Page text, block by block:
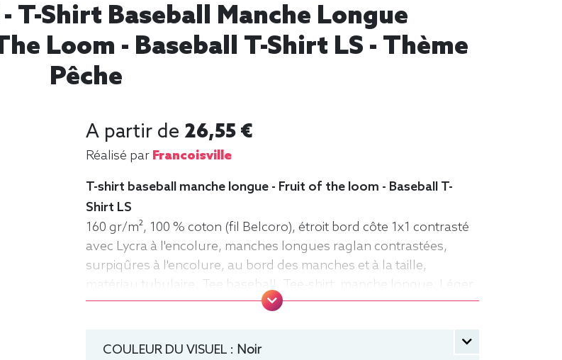
T-Shirt Baseball Manche Longue
Loom - Baseball T-Shirt LS - Thème
Pêche
A partir de 26,55 €
Réalisé par Francoisville
T-shirt baseball manche longue - Fruit of the loom - Baseball T-
Shirt LS
160 gr/m², 100 % coton (fil Belcoro), étroit bord côte 1x1 contrasté
avec Lycra à l'encolure, manches longues raglan contrastées,
surpiqûres à l'encolure, au bord des manches et à la taille,
matériau tubulaire. Tee baseball, Tee-shirt, manche longue, Léger,
Homme, Fruit of the loom
COULEUR DU VISUEL : Noir